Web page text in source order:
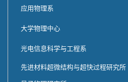
应用物理系
大学物理中心
光电信息科学与工程系
先进材料超微结构与超快过程研究所